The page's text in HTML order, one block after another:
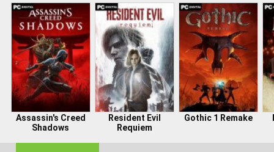
Assassin's Creed
Shadows
Resident Evil
Requiem
Gothic 1 Remake